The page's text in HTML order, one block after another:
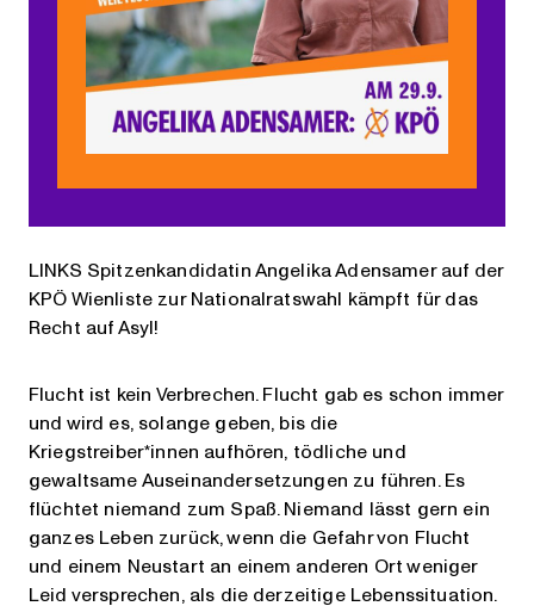
LINKS Spitzenkandidatin Angelika Adensamer auf der
KPÖ Wienliste zur Nationalratswahl kämpft für das
Recht auf Asyl!
Flucht ist kein Verbrechen. Flucht gab es schon immer
und wird es, solange geben, bis die
Kriegstreiber*innen aufhören, tödliche und
gewaltsame Auseinandersetzungen zu führen. Es
flüchtet niemand zum Spaß. Niemand lässt gern ein
ganzes Leben zurück, wenn die Gefahr von Flucht
und einem Neustart an einem anderen Ort weniger
Leid versprechen, als die derzeitige Lebenssituation.